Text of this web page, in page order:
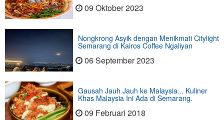
09 Oktober 2023
Nongkrong Asyik dengan Menikmati Citylight
Semarang di Kairos Coffee Ngaliyan
06 September 2023
Gausah Jauh Jauh ke Malaysia... Kuliner
Khas Malaysia Ini Ada di Semarang.
09 Februari 2018